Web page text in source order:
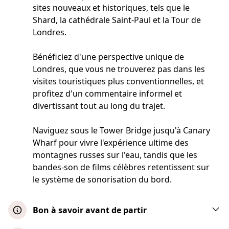
sites nouveaux et historiques, tels que le
Shard, la cathédrale Saint-Paul et la Tour de
Londres.
Bénéficiez d'une perspective unique de
Londres, que vous ne trouverez pas dans les
visites touristiques plus conventionnelles, et
profitez d'un commentaire informel et
divertissant tout au long du trajet.
Naviguez sous le Tower Bridge jusqu'à Canary
Wharf pour vivre l'expérience ultime des
montagnes russes sur l'eau, tandis que les
bandes-son de films célèbres retentissent sur
le système de sonorisation du bord.
Bon à savoir avant de partir